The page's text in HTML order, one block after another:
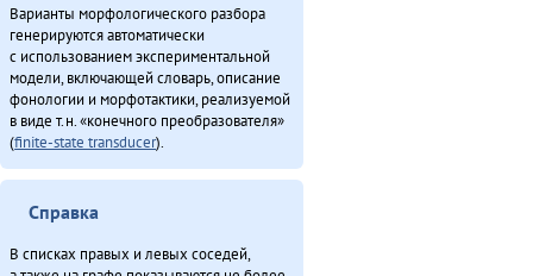
Варианты морфологического разбора
генерируются автоматически
с использованием экспериментальной
модели, включающей словарь, описание
фонологии и морфотактики, реализуемой
в виде т.н. «конечного преобразователя»
(finite-state transducer).
Справка
В списках правых и левых соседей,